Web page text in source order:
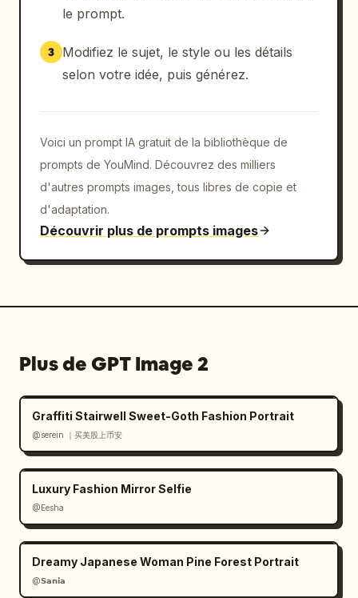
le prompt.
3
Modifiez le sujet, le style ou les détails
selon votre idée, puis générez.
Voici un prompt IA gratuit de la bibliothèque de
prompts de YouMind. Découvrez des milliers
d'autres prompts images, tous libres de copie et
d'adaptation.
Découvrir plus de prompts images
Plus de GPT Image 2
Graffiti Stairwell Sweet-Goth Fashion Portrait
@serein ｜买美股上币安
Luxury Fashion Mirror Selfie
@Eesha
Dreamy Japanese Woman Pine Forest Portrait
@𝗦𝗮𝗻𝗶𝗮